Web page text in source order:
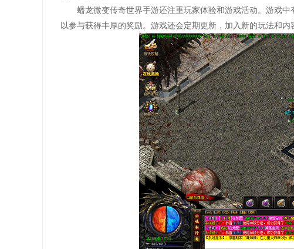
蟠龙微变传奇世界手游还注重玩家体验和游戏活动。游戏
以参与获得丰厚的奖励。游戏还会定期更新，加入新的玩法和内